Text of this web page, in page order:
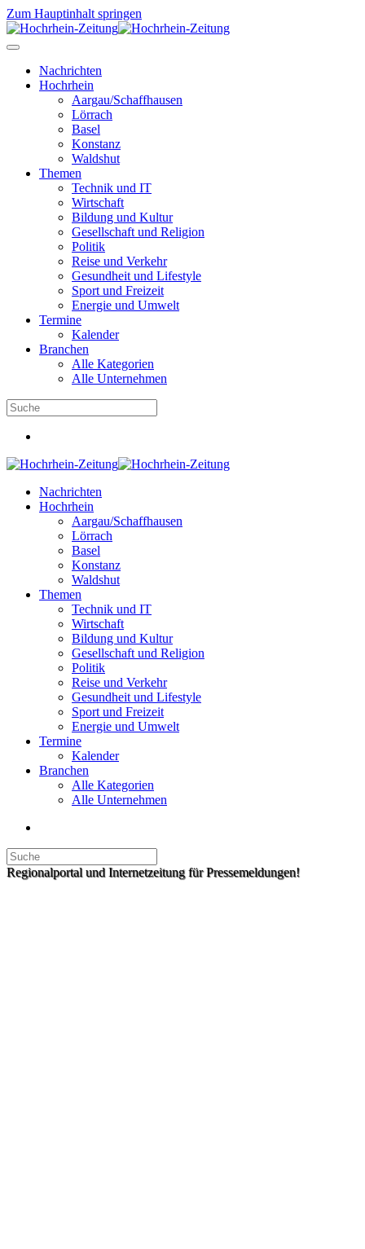
Zum Hauptinhalt springen
Nachrichten
Hochrhein
Aargau/Schaffhausen
Lörrach
Basel
Konstanz
Waldshut
Themen
Technik und IT
Wirtschaft
Bildung und Kultur
Gesellschaft und Religion
Politik
Reise und Verkehr
Gesundheit und Lifestyle
Sport und Freizeit
Energie und Umwelt
Termine
Kalender
Branchen
Alle Kategorien
Alle Unternehmen
Nachrichten
Hochrhein
Aargau/Schaffhausen
Lörrach
Basel
Konstanz
Waldshut
Themen
Technik und IT
Wirtschaft
Bildung und Kultur
Gesellschaft und Religion
Politik
Reise und Verkehr
Gesundheit und Lifestyle
Sport und Freizeit
Energie und Umwelt
Termine
Kalender
Branchen
Alle Kategorien
Alle Unternehmen
Regionalportal und Internetzeitung für Pressemeldungen!